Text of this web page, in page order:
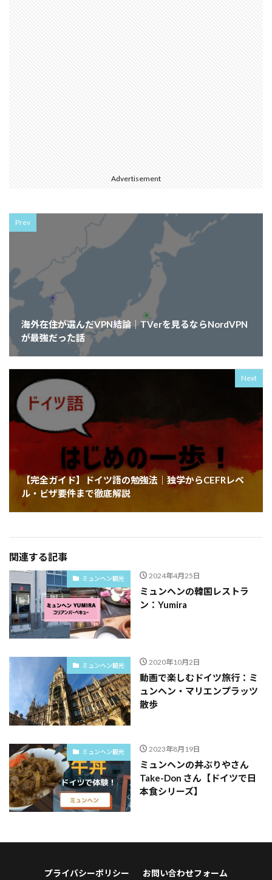
Advertisement
Prev
海外在住が選んだVPN結論｜TVerを見るならNordVPN
が最強だった話
Next
【完全ガイド】ドイツ語の勉強法｜独学からCEFRレベ
ル・ビザ要件まで徹底解説
関連する記事
ミュンヘン観光 2024年4月25日
ミュンヘンの韓国レストラ
ン：Yumira
ミュンヘン観光 2020年10月2日
動画で楽しむドイツ旅行：ミ
ュンヘン・マリエンプラッツ
散歩
ミュンヘン観光 2023年8月19日
ミュンヘンの丼ぶりやさん
Take-Don さん【ドイツで日
本食シリーズ】
プライバシーポリシー お問い合わせフォーム